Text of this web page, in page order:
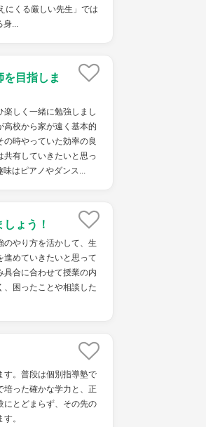
にくる厳しい先生」では
身...
目指しま
しく一緒に勉強しまし
高校から家が遠く基本的
時やっていた効率の良
共有していきたいと思っ
はピアノやダンス...
ょう！
のやり方を活かして、生
進めていきたいと思って
具合に合わせて授業の内
、困ったことや相談した
す。普段は個別指導塾で
培った確かな学力と、正
にとどまらず、その先の
。